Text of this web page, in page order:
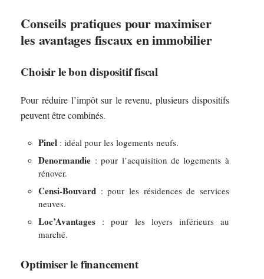
Conseils pratiques pour maximiser
les avantages fiscaux en immobilier
Choisir le bon dispositif fiscal
Pour réduire l’impôt sur le revenu, plusieurs dispositifs
peuvent être combinés.
Pinel : idéal pour les logements neufs.
Denormandie : pour l’acquisition de logements à
rénover.
Censi-Bouvard : pour les résidences de services
neuves.
Loc’Avantages : pour les loyers inférieurs au
marché.
Optimiser le financement